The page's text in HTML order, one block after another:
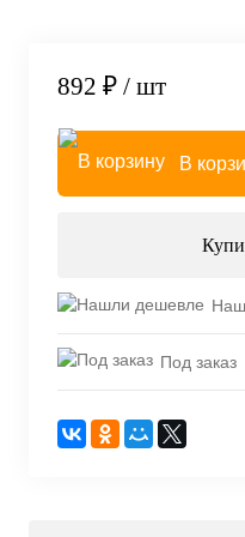
892 ₽ / шт
В
Под заказ